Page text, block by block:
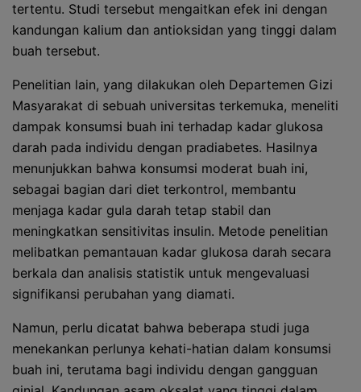
tertentu. Studi tersebut mengaitkan efek ini dengan
kandungan kalium dan antioksidan yang tinggi dalam
buah tersebut.
Penelitian lain, yang dilakukan oleh Departemen Gizi
Masyarakat di sebuah universitas terkemuka, meneliti
dampak konsumsi buah ini terhadap kadar glukosa
darah pada individu dengan pradiabetes. Hasilnya
menunjukkan bahwa konsumsi moderat buah ini,
sebagai bagian dari diet terkontrol, membantu
menjaga kadar gula darah tetap stabil dan
meningkatkan sensitivitas insulin. Metode penelitian
melibatkan pemantauan kadar glukosa darah secara
berkala dan analisis statistik untuk mengevaluasi
signifikansi perubahan yang diamati.
Namun, perlu dicatat bahwa beberapa studi juga
menekankan perlunya kehati-hatian dalam konsumsi
buah ini, terutama bagi individu dengan gangguan